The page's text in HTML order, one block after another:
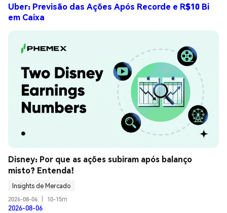
Uber: Previsão das Ações Após Recorde e R$10 Bi
em Caixa
Disney: Por que as ações subiram após balanço
misto? Entenda!
Insights de Mercado
2026-08-06
10-15m
2026-08-06